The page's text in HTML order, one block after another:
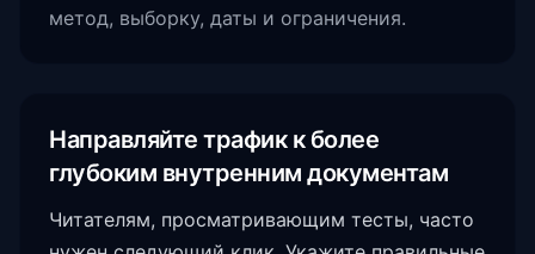
метод, выборку, даты и ограничения.
Направляйте трафик к более
глубоким внутренним документам
Читателям, просматривающим тесты, часто